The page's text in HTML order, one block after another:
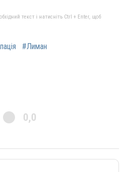
текст і натисніть Ctrl + Enter, щоб
#Лиман
0,0